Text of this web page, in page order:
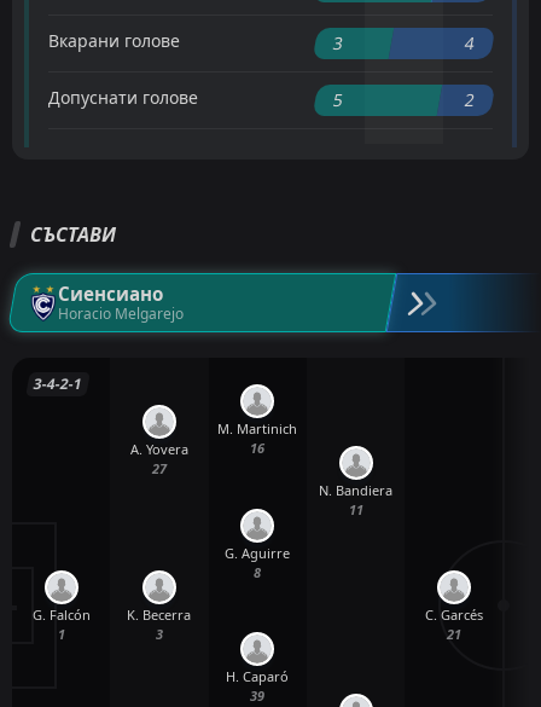
Вкарани голове 3 4
Допуснати голове 5 2
СЪСТАВИ
Сиенсиано
Horacio Melgarejo
3-4-2-1
G. Falcón
1
K. Becerra
3
A. Yovera
27
H. Caparó
39
G. Aguirre
8
M. Martinich
16
N. Bandiera
11
C. Garcés
21